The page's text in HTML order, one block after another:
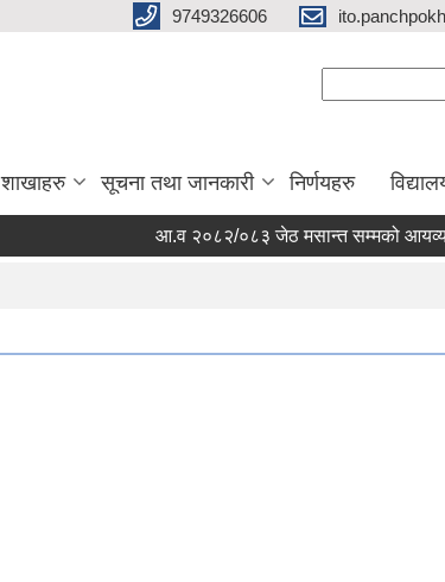
9749326606
शाखाहरु सूचना तथा जानकारी निर्णयहरु
आ.व २०८२/०८३ जेठ मसान्त सम्मको आयव्यायको